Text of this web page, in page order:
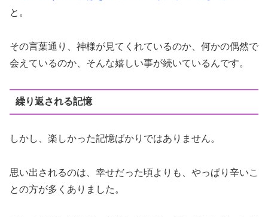
と。
その言葉通り、神様が見てくれているのか、何かの偶然で
会えているのか、そんな嬉しい事が続いているんです。
繰り返される記憶
しかし、楽しかった記憶ばかりではありません。
思い出されるのは、幸せだった頃よりも、やっぱり辛いこ
との方が多くありました。